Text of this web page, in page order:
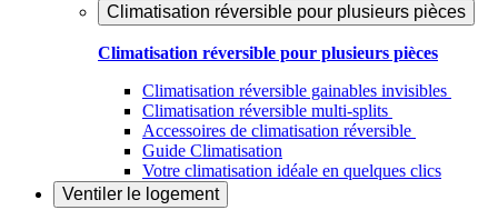
Climatisation réversible pour plusieurs pièces
Climatisation réversible pour plusieurs pièces
Climatisation réversible gainables invisibles
Climatisation réversible multi-splits
Accessoires de climatisation réversible
Guide Climatisation
Votre climatisation idéale en quelques clics
Ventiler le logement